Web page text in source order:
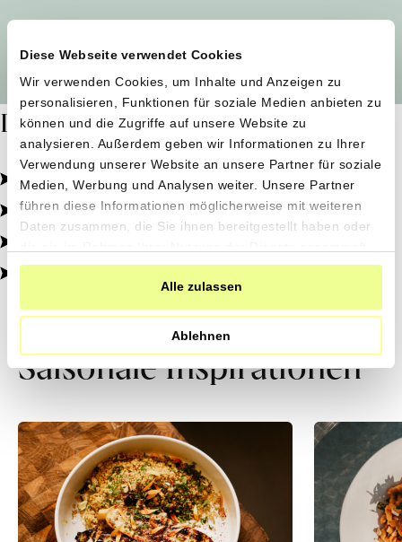
Diese Webseite verwendet Cookies
Wir verwenden Cookies, um Inhalte und Anzeigen zu
personalisieren, Funktionen für soziale Medien anbieten zu
können und die Zugriffe auf unsere Website zu
analysieren. Außerdem geben wir Informationen zu Ihrer
Verwendung unserer Website an unsere Partner für soziale
Medien, Werbung und Analysen weiter. Unsere Partner
führen diese Informationen möglicherweise mit weiteren
Daten zusammen, die Sie ihnen bereitgestellt haben oder
haben.
Alle zulassen
Ablehnen
Dafür stehen wir
Pestizidfrei angebaut, schonend verarbeitet.
Natürliche Zutaten, echter Geschmack.
Von kleinen Höfen, direkt zu dir.
100% transparent, 0% Zusatzstoffe.
Saisonale Inspirationen